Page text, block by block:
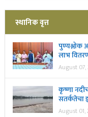
स्थानिक वृत्त
पुण्यश्लोक
लाभ
August 07,
कृष्णा
सतर्कतेचा
August 01,